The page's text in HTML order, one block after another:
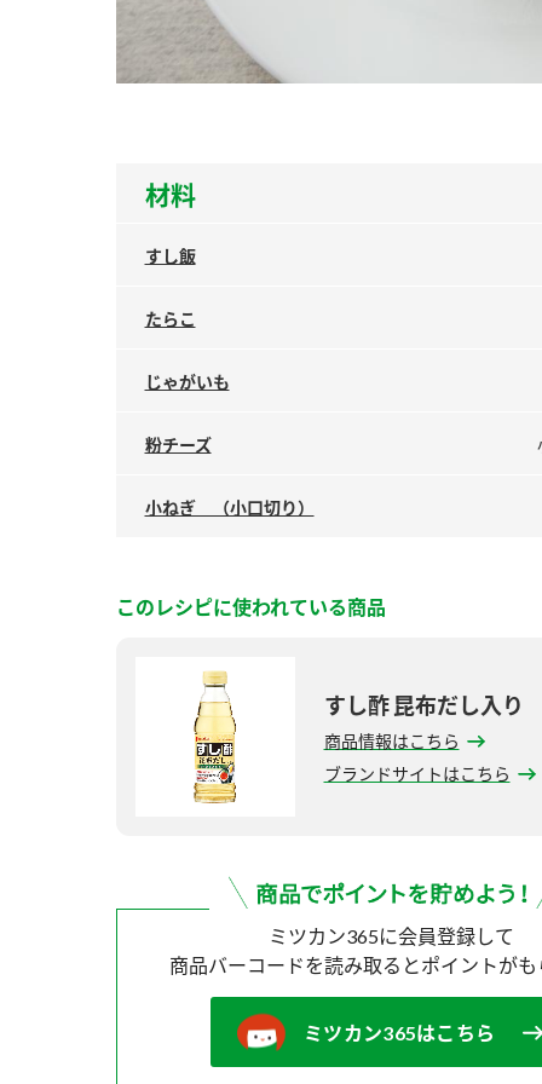
材料
すし飯
たらこ
じゃがいも
粉チーズ
小ねぎ （小口切り）
このレシピに使われている商品
すし酢 昆布だし入り
商品情報はこちら
ブランドサイトはこちら
ミツカン365に会員登録して
商品バーコードを読み取ると ポイントが
ミツカン365はこちら